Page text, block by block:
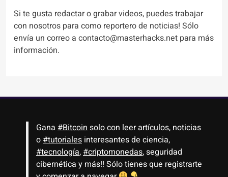
Si te gusta redactar o grabar videos, puedes trabajar
con nosotros para como reportero de noticias! Sólo
envía un correo a contacto@masterhacks.net para más
información.
Gana #Bitcoin solo con leer artículos, noticias
o #tutoriales interesantes de ciencia,
#tecnología, #criptomonedas, seguridad
cibernética y más!! Sólo tienes que registrarte